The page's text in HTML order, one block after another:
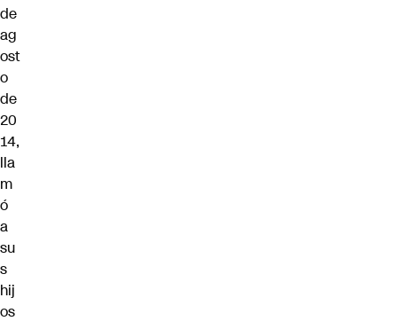
de
ag
ost
o
de
20
14,
lla
m
ó
a
su
s
hij
os